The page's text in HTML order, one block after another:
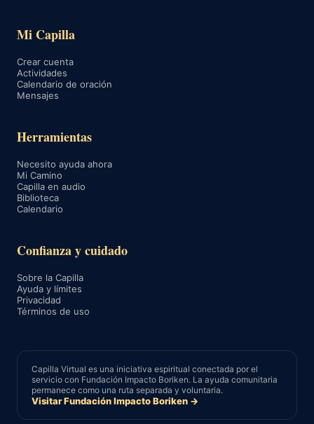
Mi Capilla
Crear cuenta
Actividades
Calendario de oración
Mensajes
Herramientas
Necesito ayuda ahora
Mi Camino
Capilla en audio
Biblioteca
Calendario
Confianza y cuidado
Sobre la Capilla
Ayuda y límites
Privacidad
Términos de uso
Capilla Virtual es una iniciativa espiritual conectada por el
servicio con Fundación Impacto Boriken. La ayuda comunitaria
permanece como una ruta separada y voluntaria.
Visitar Fundación Impacto Boriken →